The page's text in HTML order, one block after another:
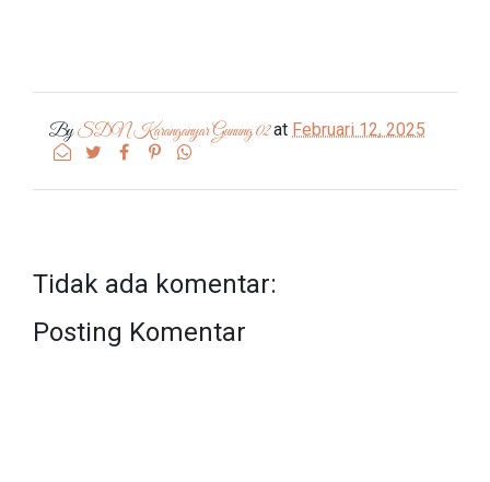
BySDN Karanganyar Gunung 02at Februari 12, 2025
Tidak ada komentar:
Posting Komentar